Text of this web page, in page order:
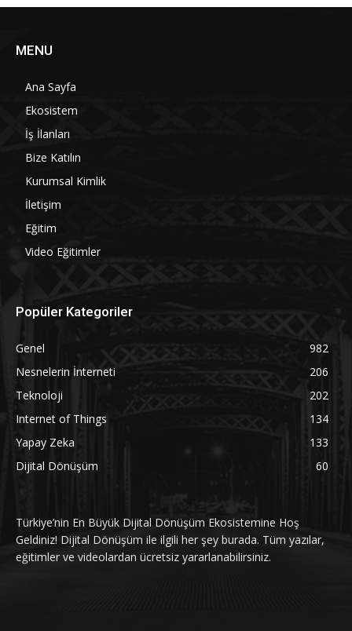
MENU
Ana Sayfa
Ekosistem
İş İlanları
Bize Katılın
Kurumsal Kimlik
İletişim
Eğitim
Video Eğitimler
Popüler Kategoriler
Genel
982
Nesnelerin İnterneti
206
Teknoloji
202
Internet of Things
134
Yapay Zeka
133
Dijital Dönüşüm
60
Türkiye’nin En Büyük Dijital Dönüşüm Ekosistemine Hoş
Geldiniz! Dijital Dönüşüm ile ilgili her şey burada. Tüm yazılar,
eğitimler ve videolardan ücretsiz yararlanabilirsiniz.